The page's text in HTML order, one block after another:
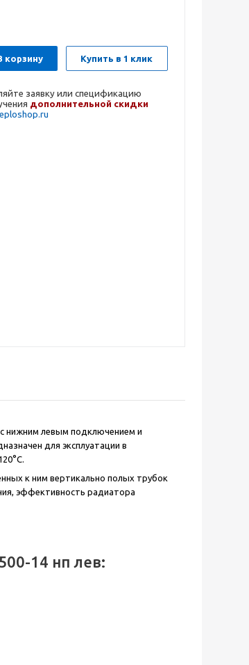
корзину Купить в 1 клик
заявку или спецификацию
дополнительной скидки
нижним левым подключением и
для эксплуатации в
к ним вертикально полых трубок
эффективность радиатора
14 нп лев: